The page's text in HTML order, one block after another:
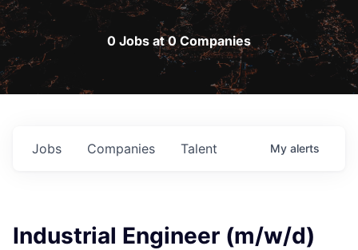
0 Jobs at 0 Companies
Jobs Companies Talent My alerts
Industrial Engineer (m/w/d)